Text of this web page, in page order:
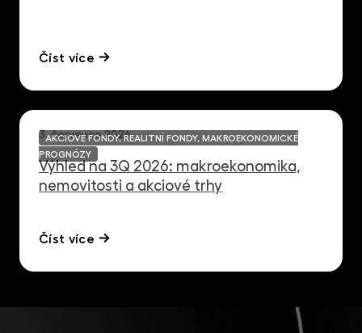
Číst více
3. července 2026
Výhled na 3Q 2026: makroekonomika,
nemovitosti a akciové trhy
Číst více
AKCIOVÉ FONDY, REALITNÍ FONDY, MAKROEKONOMICKÉ
PROGNÓZY